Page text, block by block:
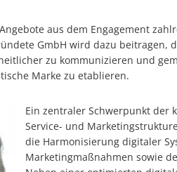
2024
aus dem Engagement
GmbH wird dazu beitragen,
zu kommunizieren und
Marke zu etablieren.
Ein zentraler Schwerpunkt
Service- und
die Harmonisierung digitaler
Marketingmaßnahmen sowie